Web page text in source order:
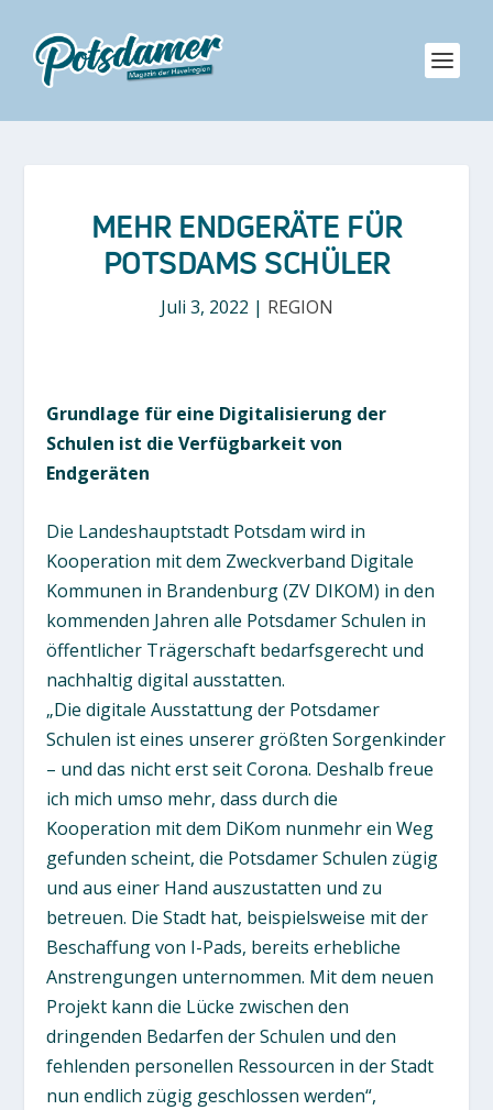
MEHR ENDGERÄTE FÜR
POTSDAMS SCHÜLER
Juli 3, 2022 | REGION
Grundlage für eine Digitalisierung der
Schulen ist die Verfügbarkeit von
Endgeräten
Die Landeshauptstadt Potsdam wird in
Kooperation mit dem Zweckverband Digitale
Kommunen in Brandenburg (ZV DIKOM) in den
kommenden Jahren alle Potsdamer Schulen in
öffentlicher Trägerschaft bedarfsgerecht und
nachhaltig digital ausstatten.
„Die digitale Ausstattung der Potsdamer
Schulen ist eines unserer größten Sorgenkinder
– und das nicht erst seit Corona. Deshalb freue
ich mich umso mehr, dass durch die
Kooperation mit dem DiKom nunmehr ein Weg
gefunden scheint, die Potsdamer Schulen zügig
und aus einer Hand auszustatten und zu
betreuen. Die Stadt hat, beispielsweise mit der
Beschaffung von I-Pads, bereits erhebliche
Anstrengungen unternommen. Mit dem neuen
Projekt kann die Lücke zwischen den
dringenden Bedarfen der Schulen und den
fehlenden personellen Ressourcen in der Stadt
nun endlich zügig geschlossen werden“,